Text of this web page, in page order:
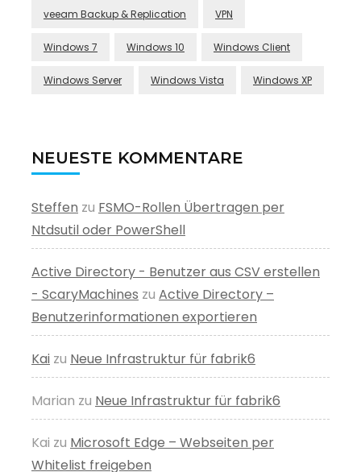
veeam Backup & Replication VPN
Windows 7 Windows 10 Windows Client
Windows Server Windows Vista Windows XP
NEUESTE KOMMENTARE
Steffen zu FSMO-Rollen Übertragen per
Ntdsutil oder PowerShell
Active Directory - Benutzer aus CSV erstellen
- ScaryMachines zu Active Directory –
Benutzerinformationen exportieren
Kai zu Neue Infrastruktur für fabrik6
Marian zu Neue Infrastruktur für fabrik6
Kai zu Microsoft Edge – Webseiten per
Whitelist freigeben